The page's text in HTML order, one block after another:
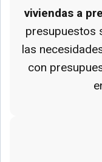
viviendas a
presupuestos
las
con